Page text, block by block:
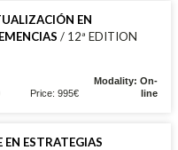
EN
/ 12ª EDITION
Price: 995€
Modality: On-
line
ESTRATEGIAS